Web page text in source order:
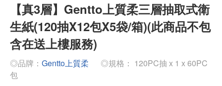
【真3層】Gentto上質柔三層抽取式衛
生紙(120抽X12包X5袋/箱)(此商品不包
含在送上樓服務)
◎品牌： Gentto上質柔
◎規格： 120PC抽 x 1 x 60PC
包